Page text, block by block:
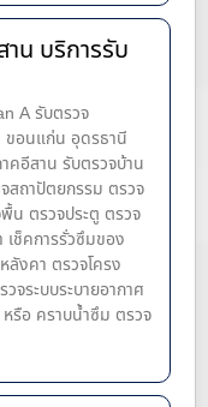
น บริการรับ
A รับตรวจ
ขอนแก่น อุดรธานี
คอีสาน รับตรวจบ้าน
สถาปัตยกรรม ตรวจ
น ตรวจประตู ตรวจ
เช็คการรั่วซึมของ
ลังคา ตรวจโครง
จระบบระบายอากาศ
รือ คราบน้ำซึม ตรวจ